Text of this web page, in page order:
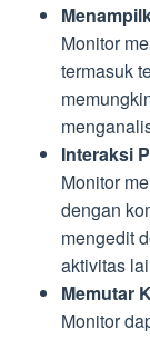
Monitor
termasuk
Interaksi
Monitor
dengan
mengedit
aktivitas
Memutar
Monitor